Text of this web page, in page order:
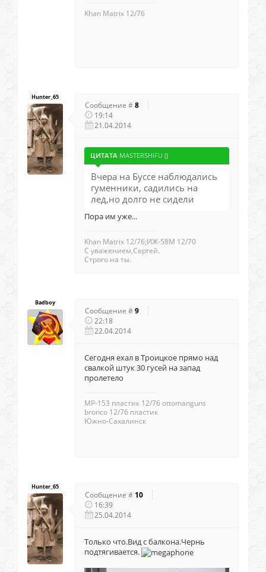
Khan Matrix 12/76
Hunter_65
Сообщение #8
19:14
21.04.2014
ЦИТАТА MASTERSHIFU ()
Вчера на Буссе наблюдались
гуменники, садились на
лед,но долго не сидели
Пора им уже...
Khan Matrix 12/76;ИЖ-58М 12/70
С уважением,Сергей.
Строго на ты.
Badboy
Сообщение #9
22:18
22.04.2014
Сегодня ехал в Троицкое прямо над
свалкой штук 30 гусей на запад
пролетело
МР-153 пластик 12/76 ottomanguns
bronco 12/76 пластик
Южно-Сахалинск
Hunter_65
Сообщение # 10
16:39
25.04.2014
Только что.Вид с балкона.Чернь
подтягивается.